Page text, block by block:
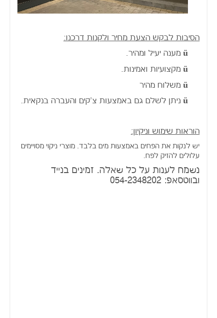
הסיבות לבקש הצעת מחיר ולקנות דרכנו:
ü מענה יעיל ומהיר.
ü מקצועיות ואמינות.
ü משלוח מהיר
ü ניתן לשלם גם באמצעות צ'קים והעברה בנקאית.
הוראות שימוש וניקיון:
יש לנקות את הפחים באמצעות מים בלבד. מוצרי ניקוי מסויימים
עלולים להזיק לפח.
נשמח לענות על כל שאלה. זמינים בנייד
ובווטסאפ: 054-2348202